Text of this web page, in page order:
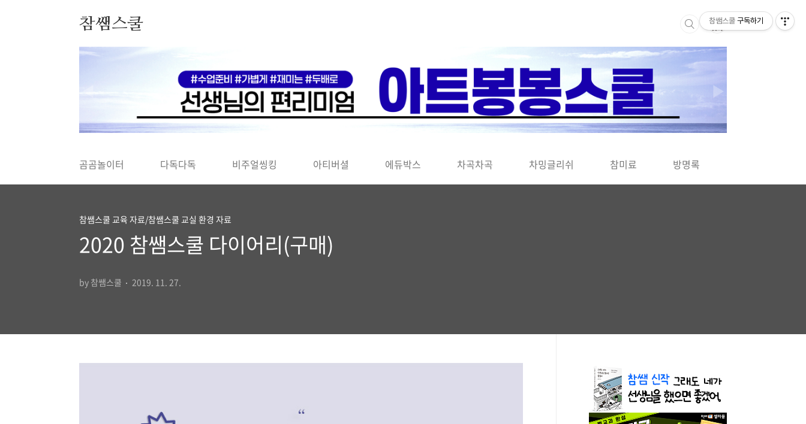
참쌤스쿨
◀ ▶
곰곰놀이터 다독다독 비주얼씽킹 아티버셜 에듀박스 차곡차곡 차밍글리쉬 참미료 방명록
참쌤스쿨 교육 자료/참쌤스쿨 교실 환경 자료
2020 참쌤스쿨 다이어리(구매)
by 참쌤스쿨 2019. 11. 27.
참쌤스쿨 구독하기